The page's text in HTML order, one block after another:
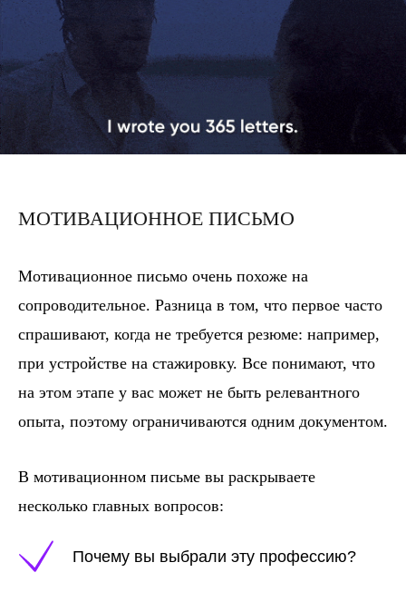
МОТИВАЦИОННОЕ ПИСЬМО
Мотивационное письмо очень похоже на
сопроводительное. Разница в том, что первое часто
спрашивают, когда не требуется резюме: например,
при устройстве на стажировку. Все понимают, что
на этом этапе у вас может не быть релевантного
опыта, поэтому ограничиваются одним документом.
В мотивационном письме вы раскрываете
несколько главных вопросов:
Почему вы выбрали эту профессию?